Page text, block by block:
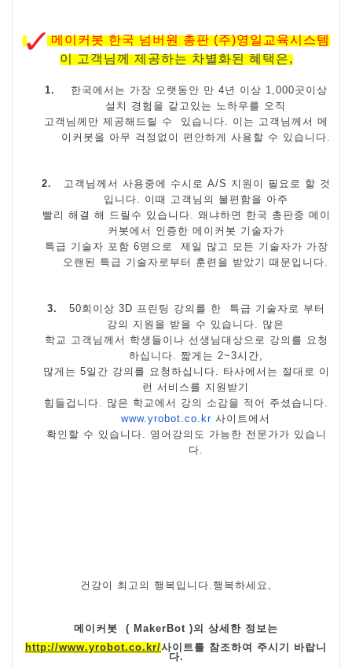
메이커봇 한국 넘버원 총판(주)영일교육시스템
이고객님께제공하는 차별화된 혜택은,
1. 한국에서는 가장 오랫동안 만 4년 이상 1,000곳이상
설치 경험을 같고있는 노하우를 오직
고객님께만 제공해드릴 수
있습니다. 이는 고객님께서 메
이커봇을 아무 걱정없이 편안하게 사용할 수 있습니다.
2. 고객님께서 사용중에 수시로 A/S 지원이 필요로 할 것
입니다. 이때 고객님의 불편함을 아주
빨리 해결 해 드릴수 있습니다. 왜냐하면 한국 총판중 메이
커봇에서 인증한 메이커봇 기술자가
특급 기술자 포함 6명으로
제일 많고 모든 기술자가 가장
오랜된 특급 기술자로부터 훈련을 받았기 때문입니다.
3. 50회이상 3D 프린팅 강의를 한
특급 기술자로 부터
강의 지원을 받을 수 있습니다. 많은
학교 고객님께서 학생들이나 선생님대상으로 강의를 요청
하십니다. 짧게는 2~3시간,
많게는 5일간 강의를 요청하십니다. 타사에서는 절대로 이
런 서비스를 지원받기
힘들겁니다. 많은 학교에서 강의 소감을 적어 주셨습니다.
www.yrobot.co.kr 사이트에서
확인할 수 있습니다. 영어강의도 가능한 전문가가 있습니
다.
건강이 최고의 행복입니다.행복하세요 ,
메이커봇 ( MakerBot )의 상세한 정보는
http://www.yrobot.co.kr/사이트를 참조하여 주시기 바랍니
다.